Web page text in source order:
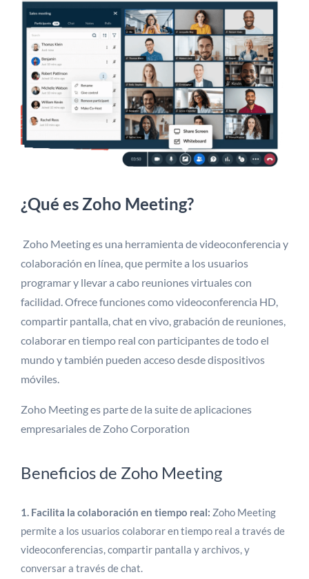
¿Qué es Zoho Meeting?
Zoho Meeting es una herramienta de videoconferencia y
colaboración en línea, que permite a los usuarios
programar y llevar a cabo reuniones virtuales con
facilidad. Ofrece funciones como videoconferencia HD,
compartir pantalla, chat en vivo, grabación de reuniones,
colaborar en tiempo real con participantes de todo el
mundo y también pueden acceso desde dispositivos
móviles.
Zoho Meeting es parte de la suite de aplicaciones
empresariales de Zoho Corporation
Beneficios de Zoho Meeting
1. Facilita la colaboración en tiempo real: Zoho Meeting
permite a los usuarios colaborar en tiempo real a través de
videoconferencias, compartir pantalla y archivos, y
conversar a través de chat.